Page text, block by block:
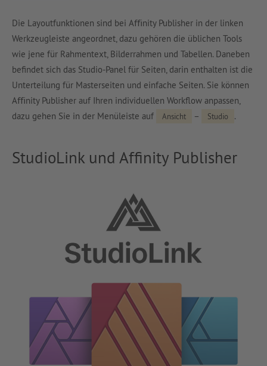
Die Layoutfunktionen sind bei Aﬃnity Publisher in der linken
Werkzeugleiste angeordnet, dazu gehören die üblichen Tools
wie jene für Rahmentext, Bilderrahmen und Tabellen. Daneben
beﬁndet sich das Studio-Panel für Seiten, darin enthalten ist die
Unterteilung für Masterseiten und einfache Seiten. Sie können
Aﬃnity Publisher auf Ihren individuellen Workﬂow anpassen,
dazu gehen Sie in der Menüleiste auf
Ansicht – Studio .
StudioLink und Affinity Publisher